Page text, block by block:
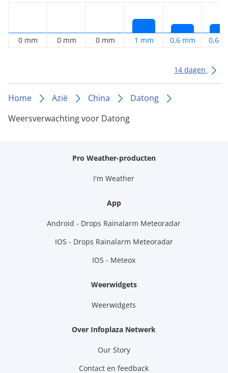
0 mm 0 mm 0 mm 1 mm 0,6 mm 0,6
14 dagen
Home Azië China
Datong
Weersverwachting voor Datong
Pro Weather-producten
I'm Weather
App
Android - Drops Rainalarm Meteoradar
IOS - Drops Rainalarm Meteoradar
IOS - Meteox
Weerwidgets
Weerwidgets
Over Infoplaza Netwerk
Our Story
Contact en feedback